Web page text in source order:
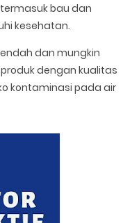
bau dan
kesehatan.
dan mungkin
dengan kualitas
kontaminasi pada air